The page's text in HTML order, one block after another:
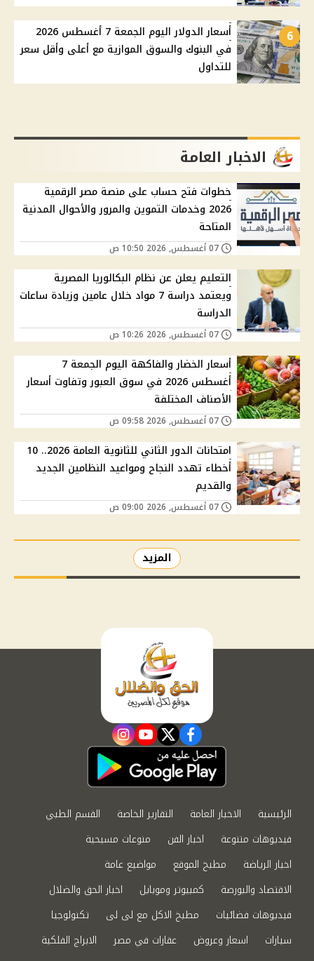
6
أسعار الدولار اليوم الجمعة 7 أغسطس 2026
في البنوك والسوق الموازية مع أعلى وأقل سعر
للتداول
الاخبار العامة
خطوات فتح حساب على منصة مصر الرقمية
2026 وخدمات التموين والمرور والأحوال المدنية
المتاحة
التعليم يعلن عن نظام البكالوريا المصرية
ويعتمد دراسة 7 مواد خلال عامين وزيادة ساعات
الدراسة
أسعار الخضار والفاكهة اليوم الجمعة 7
أغسطس 2026 في سوق العبور وتفاوت أسعار
الأصناف المختلفة
امتحانات الدور الثاني للثانوية العامة 2026.. 10
أخطاء تهدد النجاح ومواعيد النظامين الجديد
والقديم
المزيد
facebook
twitter
youtube
instagram
الرئيسية الاخبار العامة التقارير الخاصة
القسم الطبي
فيديوهات متنوعة
اخبار الفن
منوعات مسيحية
اخبار الرياضة
مطبخ الموقع
مواضيع عامة
الاقتصاد والبورصة
كمبيوتر وموبايل
اخبار الحق والضلال
فيديوهات فضائيات
مطبخ الاكل مع لى لى
تكنولوجيا
سيارات
اسعار وعروض عقارات في مصر
الابراج الفلكية